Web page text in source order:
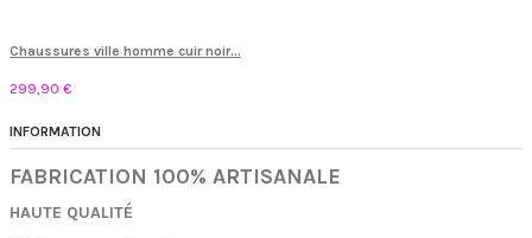
Chaussures ville homme cuir noir...
299,90 €
INFORMATION
FABRICATION 100% ARTISANALE
HAUTE QUALITÉ